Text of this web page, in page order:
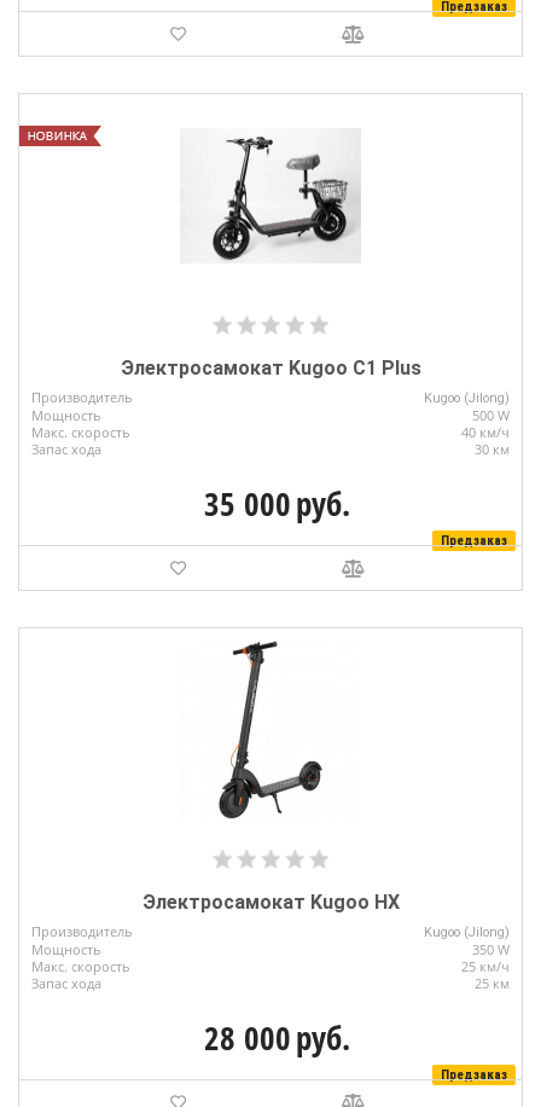
Предзаказ
Электросамокат Kugoo C1 Plus
Производитель Kugoo (Jilong)
Мощность
500 W
Макс. скорость
40 км/ч
Запас хода
30 км
35 000руб.
Предзаказ
Электросамокат Kugoo HX
Производитель Kugoo (Jilong)
Мощность
350 W
Макс. скорость
25 км/ч
Запас хода
25 км
28 000руб.
Предзаказ